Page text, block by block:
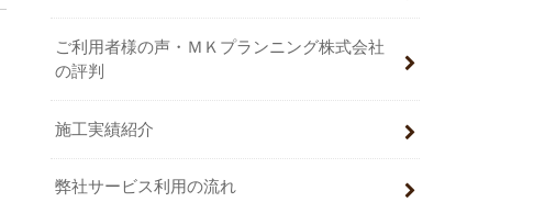
ご利用者様の声・ＭＫプランニング株式会社
の評判
施工実績紹介
弊社サービス利用の流れ